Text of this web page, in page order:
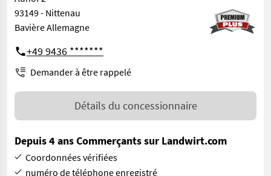
93149 - Nittenau
Bavière Allemagne
+49 9436 *******
Demander à être rappelé
Détails du concessionnaire
Depuis 4 ans Commerçants sur Landwirt.com
Coordonnées vérifiées
numéro de téléphone enregistré